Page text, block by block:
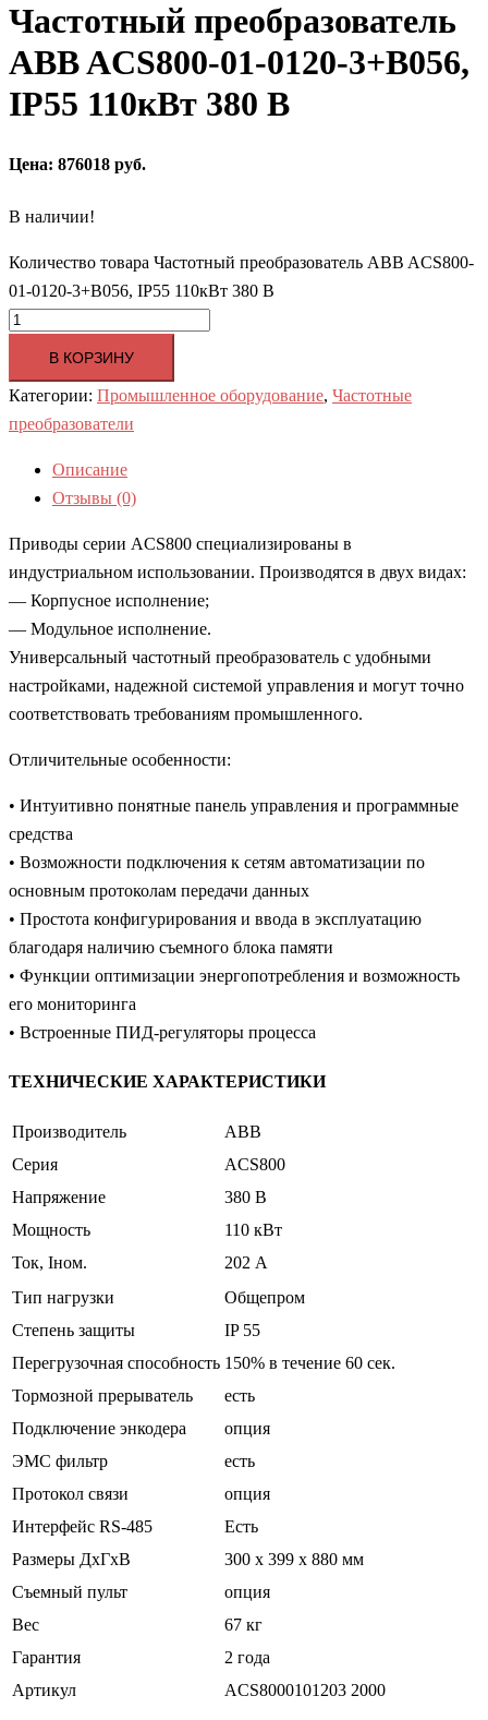
Частотный преобразователь
ABB ACS800-01-0120-3+B056,
IP55 110кВт 380 В
Цена: 876018 руб.
В наличии!
Количество товара Частотный преобразователь ABB ACS800-
01-0120-3+B056, IP55 110кВт 380 В
В КОРЗИНУ
Категории: Промышленное оборудование, Частотные
преобразователи
Описание
Отзывы (0)
Приводы серии ACS800 специализированы в
индустриальном использовании. Производятся в двух видах:
— Корпусное исполнение;
— Модульное исполнение.
Универсальный частотный преобразователь с удобными
настройками, надежной системой управления и могут точно
соответствовать требованиям промышленного.
Отличительные особенности:
• Интуитивно понятные панель управления и программные
средства
• Возможности подключения к сетям автоматизации по
основным протоколам передачи данных
• Простота конфигурирования и ввода в эксплуатацию
благодаря наличию съемного блока памяти
• Функции оптимизации энергопотребления и возможность
его мониторинга
• Встроенные ПИД-регуляторы процесса
ТЕХНИЧЕСКИЕ ХАРАКТЕРИСТИКИ
Производитель
ABB
Серия
ACS800
Напряжение
380 В
Мощность
110 кВт
Ток, Iном.
202 А
Тип нагрузки
Общепром
Степень защиты
IP 55
Перегрузочная способность 150% в течение 60 сек.
Тормозной прерыватель
есть
Подключение энкодера
опция
ЭМС фильтр
есть
Протокол связи
опция
Интерфейс RS-485
Есть
Размеры ДхГхВ
300 x 399 x 880 мм
Съемный пульт
опция
Вес
67 кг
Гарантия
2 года
Артикул
ACS8000101203 2000